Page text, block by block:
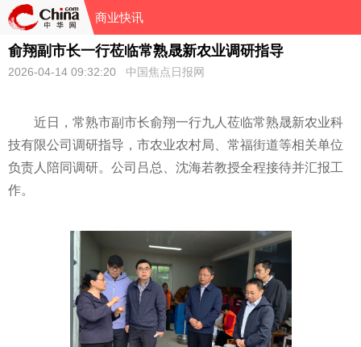
商业快讯
俞翔副市长一行莅临常熟晟新农业调研指导
2026-04-14 09:32:20 中国焦点日报网
近日，常熟市副市长俞翔一行九人莅临常熟晟新农业科
技有限公司调研指导，市农业农村局、常福街道等相关单位
负责人陪同调研。公司吕总、沈海若教授全程接待并汇报工
作。